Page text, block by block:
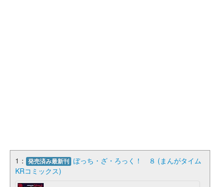
1： 発売済み最新刊 ぼっち・ざ・ろっく！ ８ (まんがタイム
KRコミックス)